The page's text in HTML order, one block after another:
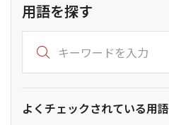
用語を探す
よくチェックされている用語